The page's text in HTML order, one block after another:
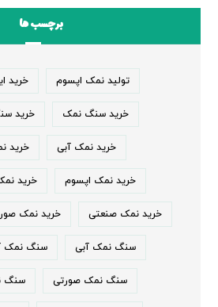
برچسب ها
تولید نمک اپسوم خرید
خرید سنگ نمک خرید
خرید نمک آبی خرید
خرید نمک اپسوم خرید
خرید نمک صنعتی خرید نمک
سنگ نمک آبی سنگ نمک
سنگ نمک صورتی سنگ